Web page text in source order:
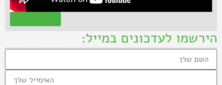
הירשמו לעדכונים במייל: